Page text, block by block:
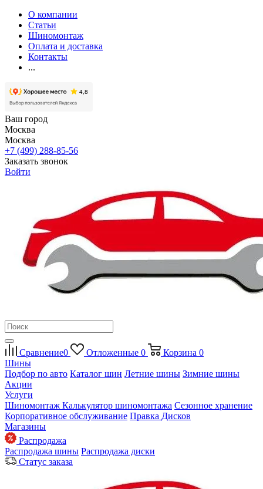
О компании
Статьи
Шиномонтаж
Оплата и доставка
Контакты
...
Ваш город
Москва
Москва
+7 (499) 288-85-56
Заказать звонок
Войти
Сравнение0 Отложенные 0 Корзина 0
Шины
Подбор по авто Каталог шин Летние шины Зимние шины
Акции
Услуги
Шиномонтаж Калькулятор шиномонтажа Сезонное хранение
Корпоративное обслуживание Правка Дисков
Магазины
Распродажа
Распродажа шины Распродажа диски
Статус заказа